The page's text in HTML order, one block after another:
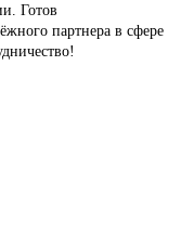
Готов
партнера в сфере